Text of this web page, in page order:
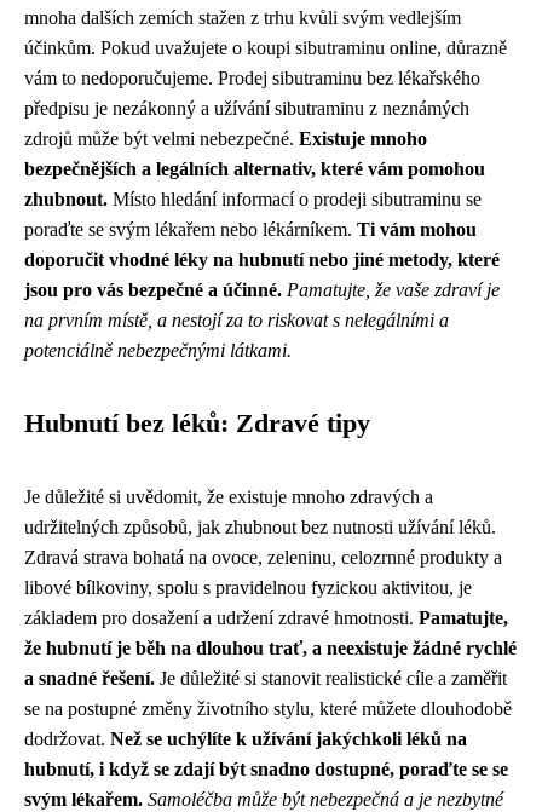
mnoha dalších zemích stažen z trhu kvůli svým vedlejším
účinkům. Pokud uvažujete o koupi sibutraminu online, důrazně
vám to nedoporučujeme. Prodej sibutraminu bez lékařského
předpisu je nezákonný a užívání sibutraminu z neznámých
zdrojů může být velmi nebezpečné. Existuje mnoho
bezpečnějších a legálních alternativ, které vám pomohou
zhubnout. Místo hledání informací o prodeji sibutraminu se
poraďte se svým lékařem nebo lékárníkem. Ti vám mohou
doporučit vhodné léky na hubnutí nebo jiné metody, které
jsou pro vás bezpečné a účinné. Pamatujte, že vaše zdraví je
na prvním místě, a nestojí za to riskovat s nelegálními a
potenciálně nebezpečnými látkami.
Hubnutí bez léků: Zdravé tipy
Je důležité si uvědomit, že existuje mnoho zdravých a
udržitelných způsobů, jak zhubnout bez nutnosti užívání léků.
Zdravá strava bohatá na ovoce, zeleninu, celozrnné produkty a
libové bílkoviny, spolu s pravidelnou fyzickou aktivitou, je
základem pro dosažení a udržení zdravé hmotnosti. Pamatujte,
že hubnutí je běh na dlouhou trať, a neexistuje žádné rychlé
a snadné řešení. Je důležité si stanovit realistické cíle a zaměřit
se na postupné změny životního stylu, které můžete dlouhodobě
dodržovat. Než se uchýlíte k užívání jakýchkoli léků na
hubnutí, i když se zdají být snadno dostupné, poraďte se se
svým lékařem. Samoléčba může být nebezpečná a je nezbytné